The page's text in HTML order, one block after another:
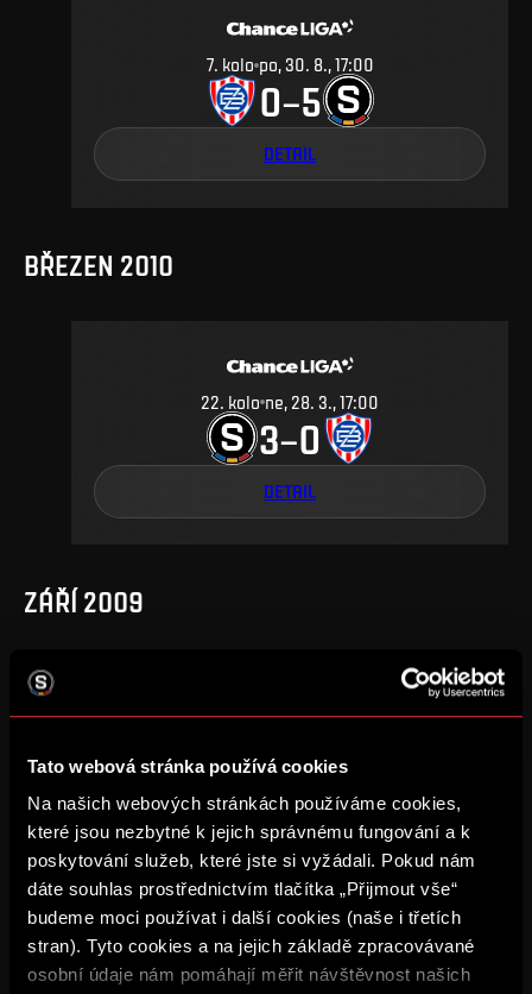
Tato webová stránka používá cookies
Na našich webových stránkách používáme cookies,
které jsou nezbytné k jejich správnému fungování a k
poskytování služeb, které jste si vyžádali. Pokud nám
dáte souhlas prostřednictvím tlačítka „Přijmout vše“
budeme moci používat i další cookies (naše i třetích
stran). Tyto cookies a na jejich základě zpracovávané
osobní údaje nám pomáhají měřit návštěvnost našich
7. kolo po, 30. 8., 17:00
0–5
DETAIL
BŘEZEN 2010
22. kolo ne, 28. 3., 17:00
3–0
DETAIL
ZÁŘÍ 2009
1–1
DETAIL
BŘEZEN 2009